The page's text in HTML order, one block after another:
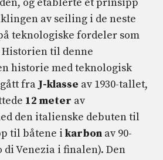
av seiling i de neste
teknologiske fordeler som
til denne
historie med teknologisk
fra J-klasse av 1930-tallet,
12 meter av
den italienske debuten til
til båtene i karbon av 90-
Venezia i finalen). Den